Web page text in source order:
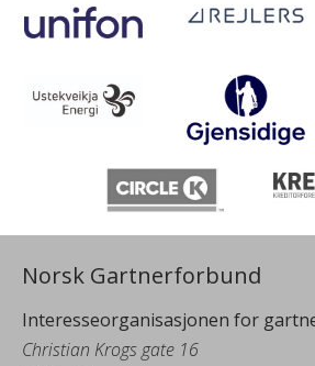
Norsk Gartnerforbund
Interesseorganisasjonen for
Christian Krogs gate 16